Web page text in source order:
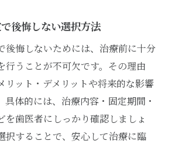
後悔しない選択方法
後悔しないためには、治療前に十分
行うことが不可欠です。その理由
リット・デメリットや将来的な影響
具体的には、治療内容・固定期間・
を歯医者にしっかり確認しましょ
択することで、安心して治療に臨